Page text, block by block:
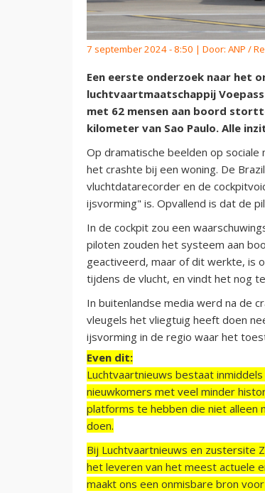
7 september 2024 - 8:50 | Door: ANP /
Een eerste onderzoek naar het
luchtvaartmaatschappij
met 62 mensen aan boord
kilometer van Sao Paulo. Alle
Op dramatische beelden op
het crashte bij een woning. De
vluchtdatarecorder en de
ijsvorming" is. Opvallend is dat de
In de cockpit zou een
piloten zouden het systeem aan
geactiveerd, maar of dit werkte, is
tijdens de vlucht, en vindt het nog
In buitenlandse media werd na de
vleugels het vliegtuig heeft doen
ijsvorming in de regio waar het
Even dit:
Luchtvaartnieuws bestaat
nieuwkomers met veel minder
platforms te hebben die niet alleen
doen.
Bij Luchtvaartnieuws en zustersite
het leveren van het meest actuele
maakt ons een onmisbare bron